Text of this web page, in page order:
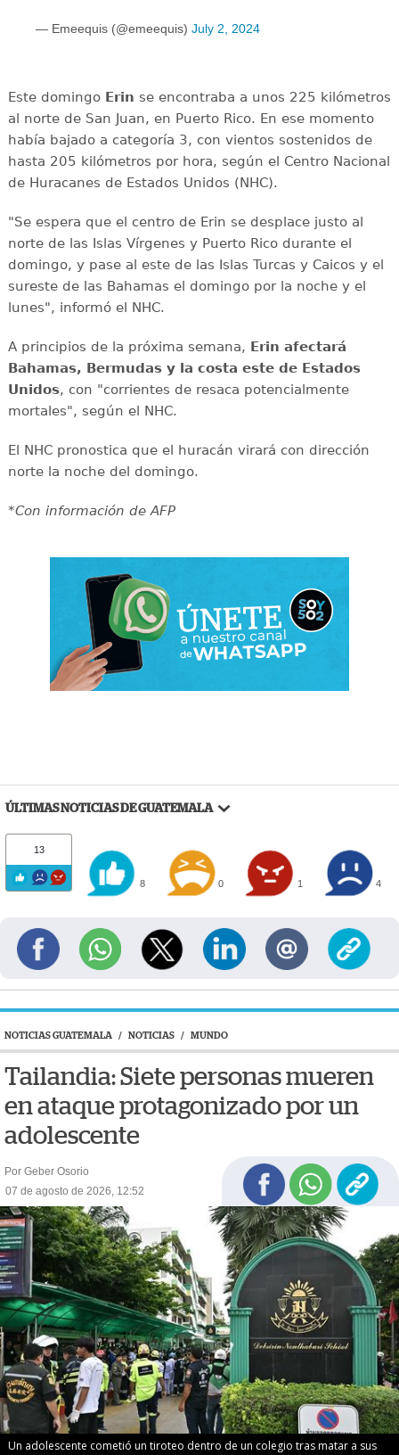
— Emeequis (@emeequis) July 2, 2024
Este domingo Erin se encontraba a unos 225 kilómetros
al norte de San Juan, en Puerto Rico. En ese momento
había bajado a categoría 3, con vientos sostenidos de
hasta 205 kilómetros por hora, según el Centro Nacional
de Huracanes de Estados Unidos (NHC).
"Se espera que el centro de Erin se desplace justo al
norte de las Islas Vírgenes y Puerto Rico durante el
domingo, y pase al este de las Islas Turcas y Caicos y el
sureste de las Bahamas el domingo por la noche y el
lunes", informó el NHC.
A principios de la próxima semana, Erin afectará
Bahamas, Bermudas y la costa este de Estados
Unidos, con "corrientes de resaca potencialmente
mortales", según el NHC.
El NHC pronostica que el huracán virará con dirección
norte la noche del domingo.
*Con información de AFP
ÚLTIMAS NOTICIAS DE GUATEMALA
13
8 0 1 4
NOTICIAS GUATEMALA / NOTICIAS / MUNDO
Tailandia: Siete personas mueren
en ataque protagonizado por un
adolescente
Por Geber Osorio
07 de agosto de 2026, 12:52
Un adolescente cometió un tiroteo dentro de un colegio tras matar a sus